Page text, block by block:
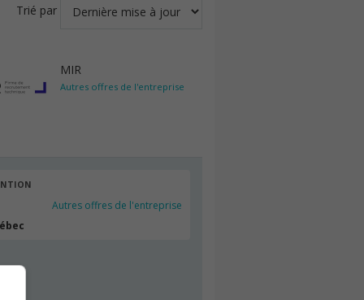
Trié par
MIR
Autres offres de l'entreprise
Autres offres de l'entreprise